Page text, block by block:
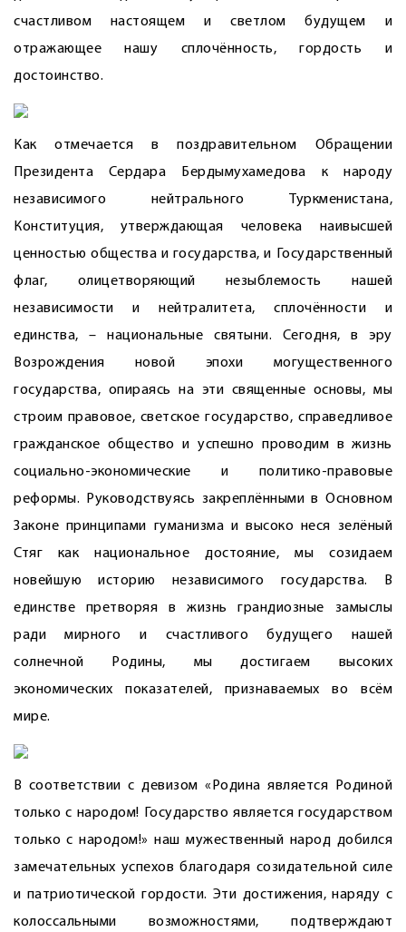
счастливом настоящем и светлом будущем и
отражающее нашу сплочённость, гордость и
достоинство.
Как отмечается в поздравительном Обращении
Президента Сердара Бердымухамедова к народу
независимого нейтрального Туркменистана,
Конституция, утверждающая человека наивысшей
ценностью общества и государства, и Государственный
флаг, олицетворяющий незыблемость нашей
независимости и нейтралитета, сплочённости и
единства, – национальные святыни. Сегодня, в эру
Возрождения новой эпохи могущественного
государства, опираясь на эти священные основы, мы
строим правовое, светское государство, справедливое
гражданское общество и успешно проводим в жизнь
социально-экономические и политико-правовые
реформы. Руководствуясь закреплёнными в Основном
Законе принципами гуманизма и высоко неся зелёный
Стяг как национальное достояние, мы созидаем
новейшую историю ­независимого государства. В
единстве претворяя в жизнь грандиозные замыслы
ради мирного и счастливого будущего нашей
солнечной Родины, мы достигаем высоких
экономических показателей, признаваемых во всём
мире.
В соответствии с девизом «Родина является Родиной
только с народом! Государство является государством
только с народом!» наш мужественный народ добился
замечательных успехов благодаря созидательной силе
и патриотической гордости. Эти достижения, наряду с
колоссальными возможностями, подтверждают